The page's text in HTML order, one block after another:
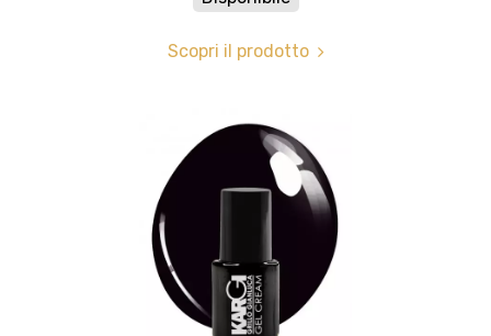
Scopri il prodotto